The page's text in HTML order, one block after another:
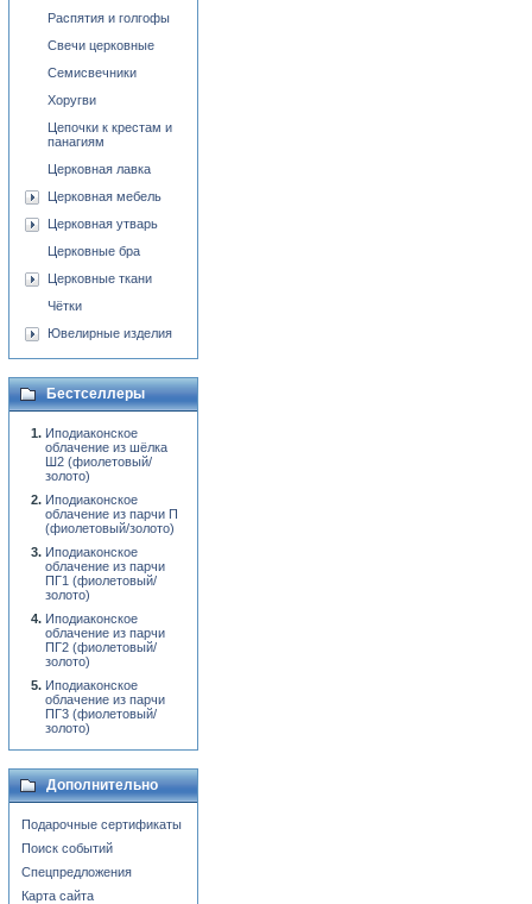
Распятия и голгофы
Свечи церковные
Семисвечники
Хоругви
Цепочки к крестам и
панагиям
Церковная лавка
Церковная мебель
Церковная утварь
Церковные бра
Церковные ткани
Чётки
Ювелирные изделия
Бестселлеры
Иподиаконское
облачение из шёлка
Ш2 (фиолетовый/
золото)
Иподиаконское
облачение из парчи П
(фиолетовый/золото)
Иподиаконское
облачение из парчи
ПГ1 (фиолетовый/
золото)
Иподиаконское
облачение из парчи
ПГ2 (фиолетовый/
золото)
Иподиаконское
облачение из парчи
ПГ3 (фиолетовый/
золото)
Дополнительно
Подарочные сертификаты
Поиск событий
Спецпредложения
Карта сайта